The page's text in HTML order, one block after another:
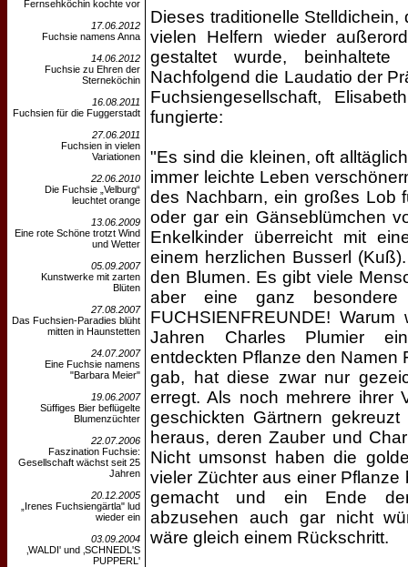
Fernsehköchin kochte vor
17.06.2012
Fuchsie namens Anna
14.06.2012
Fuchsie zu Ehren der
Sterneköchin
16.08.2011
Fuchsien für die Fuggerstadt
27.06.2011
Fuchsien in vielen
Variationen
22.06.2010
Die Fuchsie „Velburg“
leuchtet orange
13.06.2009
Eine rote Schöne trotzt Wind
und Wetter
05.09.2007
Kunstwerke mit zarten
Blüten
27.08.2007
Das Fuchsien-Paradies blüht
mitten in Haunstetten
24.07.2007
Eine Fuchsie namens
"Barbara Meier"
19.06.2007
Süffiges Bier beflügelte
Blumenzüchter
22.07.2006
Faszination Fuchsie:
Gesellschaft wächst seit 25
Jahren
20.12.2005
„Irenes Fuchsiengärtla" lud
wieder ein
03.09.2004
‚WALDI' und ‚SCHNEDL'S
PUPPERL'
Dieses traditionelle
vielen Helfern wieder
gestaltet wurde, beinhaltete
Nachfolgend die Laudatio der
Fuchsiengesellschaft,
fungierte:
"Es sind die kleinen, oft
immer leichte Leben
des Nachbarn, ein großes Lob
oder gar ein Gänseblümchen
Enkelkinder überreicht mit
einem herzlichen Busserl
den Blumen. Es gibt viele
aber eine ganz
FUCHSIENFREUNDE!
Jahren Charles Plumier
entdeckten Pflanze den Namen
gab, hat diese zwar nur
erregt. Als noch mehrere ihrer
geschickten Gärtnern
heraus, deren Zauber und
Nicht umsonst haben die
vieler Züchter aus einer
gemacht und ein Ende
abzusehen auch gar nicht
wäre gleich einem Rückschritt.